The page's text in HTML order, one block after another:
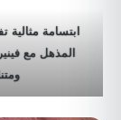
ابتسامة مثالية
المذهل مع